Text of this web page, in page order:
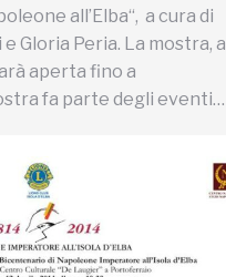
all’Elba“, a cura di
Gloria Peria. La mostra, a
aperta fino a
fa parte degli eventi…